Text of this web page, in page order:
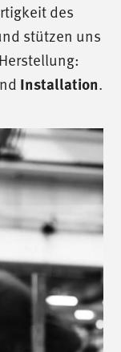
des
stützen uns
Installation.